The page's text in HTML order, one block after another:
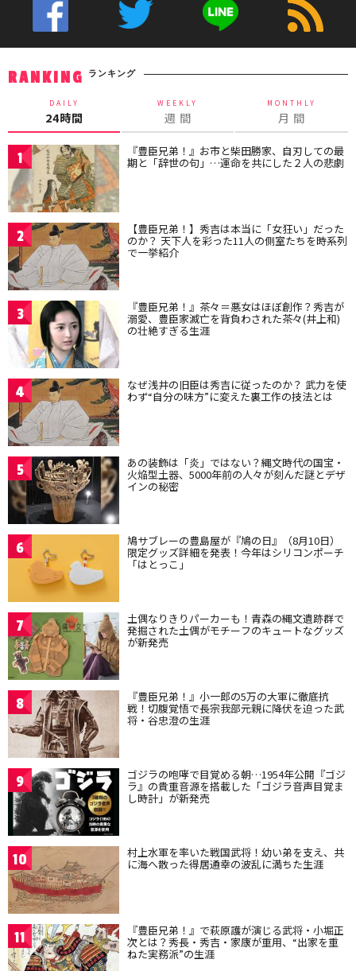
RANKING ランキング
DAILY
24時間
WEEKLY
週 間
MONTHLY
月 間
1 『豊臣兄弟！』お市と柴田勝家、自刃しての最
期と「辞世の句」…運命を共にした２人の悲劇
2 【豊臣兄弟！】秀吉は本当に「女狂い」だった
のか？ 天下人を彩った11人の側室たちを時系列
で一挙紹介
3 『豊臣兄弟！』茶々＝悪女はほぼ創作？秀吉が
溺愛、豊臣家滅亡を背負わされた茶々(井上和)
の壮絶すぎる生涯
4 なぜ浅井の旧臣は秀吉に従ったのか？ 武力を使
わず“自分の味方”に変えた裏工作の技法とは
5 あの装飾は「炎」ではない？縄文時代の国宝・
火焔型土器、5000年前の人々が刻んだ謎とデザ
インの秘密
6 鳩サブレーの豊島屋が『鳩の日』（8月10日）
限定グッズ詳細を発表！今年はシリコンポーチ
「はとっこ」
7 土偶なりきりパーカーも！青森の縄文遺跡群で
発掘された土偶がモチーフのキュートなグッズ
が新発売
8 『豊臣兄弟！』小一郎の5万の大軍に徹底抗
戦！切腹覚悟で長宗我部元親に降伏を迫った武
将・谷忠澄の生涯
9 ゴジラの咆哮で目覚める朝…1954年公開『ゴジ
ラ』の貴重音源を搭載した「ゴジラ音声目覚ま
し時計」が新発売
10 村上水軍を率いた戦国武将！幼い弟を支え、共
に海へ散った得居通幸の波乱に満ちた生涯
11 『豊臣兄弟！』で萩原護が演じる武将・小堀正
次とは？秀長・秀吉・家康が重用、“出家を重
ねた実務派”の生涯